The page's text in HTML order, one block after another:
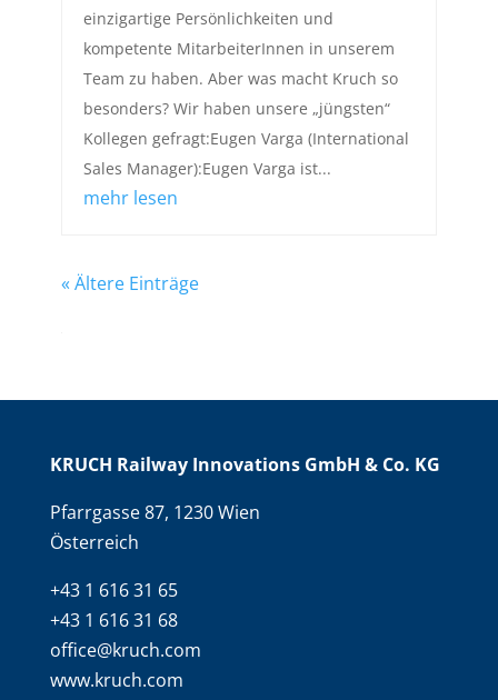
einzigartige Persönlichkeiten und
kompetente MitarbeiterInnen in unserem
Team zu haben. Aber was macht Kruch so
besonders? Wir haben unsere „jüngsten“
Kollegen gefragt:Eugen Varga (International
Sales Manager):Eugen Varga ist...
mehr lesen
« Ältere Einträge
KRUCH Railway Innovations GmbH & Co. KG
Pfarrgasse 87, 1230 Wien
Österreich
+43 1 616 31 65
+43 1 616 31 68
office@kruch.com
www.kruch.com